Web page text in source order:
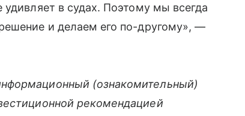
в судах. Поэтому мы всегда
и делаем его по-другому», —
(ознакомительный)
рекомендацией